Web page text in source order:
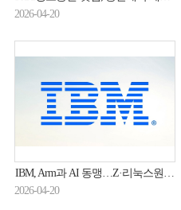
2026-04-20
IBM, Arm과 AI 동맹…Z·리눅스원 메인프레임서 Arm SW 돌린다
2026-04-20